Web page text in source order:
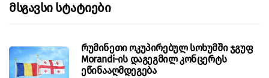
Მსგავსი Სტატიები
რუმინეთი ოკუპირებულ სოხუმში ჯგუფ
Morandi-ის დაგეგმილ კონცერტს
ეწინააღმდეგება